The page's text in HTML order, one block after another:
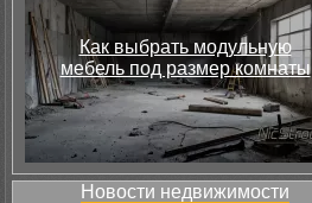
Как выбрать модульную
мебель под размер комнаты
Новости недвижимости